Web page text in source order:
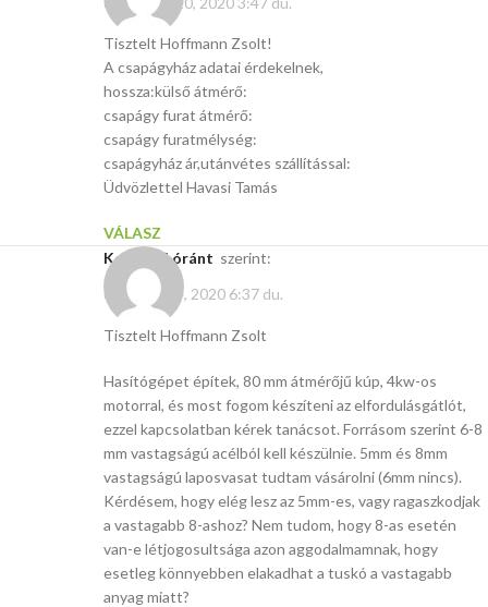
Tisztelt Hoffmann Zsolt!
A csapágyház adatai érdekelnek,
hossza:külső átmérő:
csapágy furat átmérő:
csapágy furatmélység:
csapágyház ár,utánvétes szállítással:
Üdvözlettel Havasi Tamás
VÁLASZ
Kertész Lóránt szerint:
december 4, 2020 6:37 du.
Tisztelt Hoffmann Zsolt
Hasítógépet építek, 80 mm átmérőjű kúp, 4kw-os
motorral, és most fogom készíteni az elfordulásgátlót,
ezzel kapcsolatban kérek tanácsot. Forrásom szerint 6-8
mm vastagságú acélból kell készülnie. 5mm és 8mm
vastagságú laposvasat tudtam vásárolni (6mm nincs).
Kérdésem, hogy elég lesz az 5mm-es, vagy ragaszkodjak
a vastagabb 8-ashoz? Nem tudom, hogy 8-as esetén
van-e létjogosultsága azon aggodalmamnak, hogy
esetleg könnyebben elakadhat a tuskó a vastagabb
anyag miatt?